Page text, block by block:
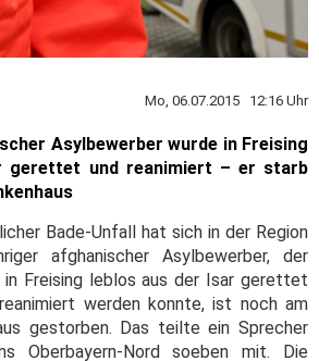
Mo, 06.07.2015 12:16 Uhr
Asylbewerber wurde in Freising
gerettet und reanimiert – er starb
Bade-Unfall hat sich in der Region
afghanischer Asylbewerber, der
Freising leblos aus der Isar gerettet
werden konnte, ist noch am
gestorben. Das teilte ein Sprecher
Oberbayern-Nord soeben mit. Die